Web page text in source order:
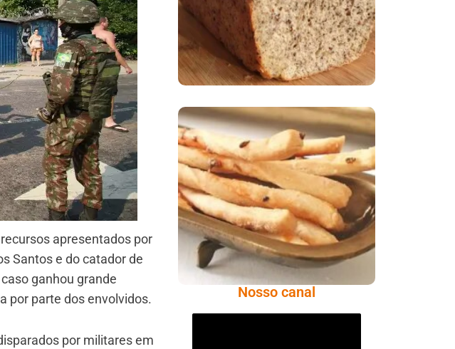
apresentados por
Santos e do catador de
ganhou grande
por parte dos envolvidos.
por militares em
Comer Bem:
Palitinhos De Cebola
E Salsa
Nosso canal